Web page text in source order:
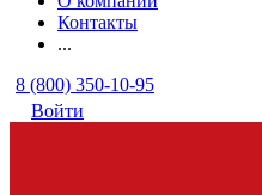
Контакты
...
8 (800) 350-10-95
Войти